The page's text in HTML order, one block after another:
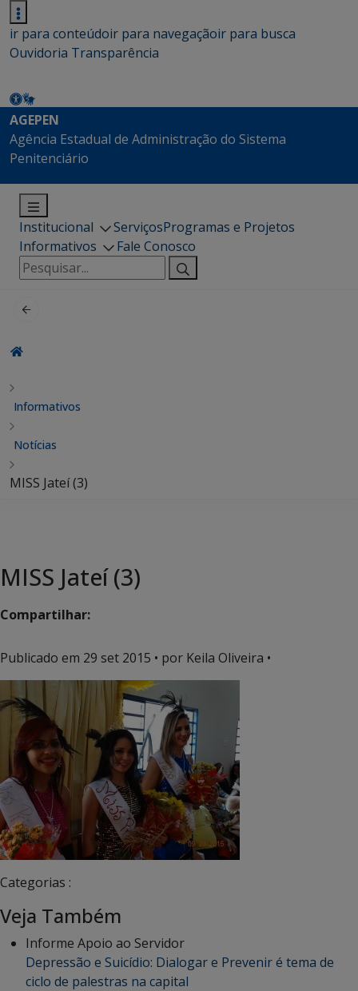
ir para conteúdoir para navegaçãoir para busca
Ouvidoria Transparência
AGEPEN
Agência Estadual de Administração do Sistema
Penitenciário
Institucional ServiçosProgramas e Projetos
Informativos
Fale Conosco
Pesquisar
por:
Informativos
Notícias
MISS Jateí (3)
MISS Jateí (3)
Compartilhar:
Publicado em 29 set 2015 • por Keila Oliveira •
Categorias :
Veja Também
Informe Apoio ao Servidor
Depressão e Suicídio: Dialogar e Prevenir é tema de
ciclo de palestras na capital